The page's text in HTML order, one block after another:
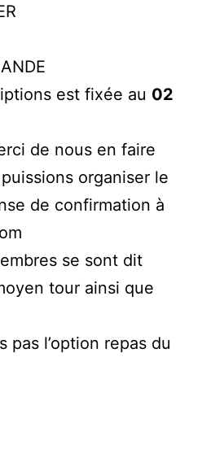
est fixée au 02
de nous en faire
organiser le
de confirmation à
se sont dit
tour ainsi que
pas l’option repas du